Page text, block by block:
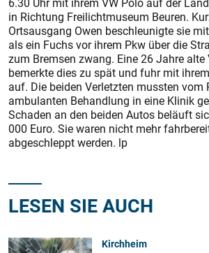
in Richtung Freilichtmuseum Beuren.
Ortsausgang Owen beschleunigte sie
als ein Fuchs vor ihrem Pkw über die
zum Bremsen zwang. Eine 26 Jahre alte
bemerkte dies zu spät und fuhr mit
auf. Die beiden Verletzten mussten vom
ambulanten Behandlung in eine Klinik
Schaden an den beiden Autos beläuft
000 Euro. Sie waren nicht mehr
abgeschleppt werden. lp
LESEN SIE AUCH
Kirchheim